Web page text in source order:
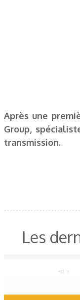
Après une
Group,
transmission.
Les